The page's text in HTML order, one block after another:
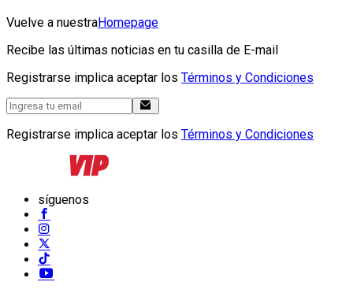
Vuelve a nuestraHomepage
Recibe las últimas noticias en tu casilla de E-mail
Registrarse implica aceptar los Términos y Condiciones
Registrarse implica aceptar los Términos y Condiciones
síguenos